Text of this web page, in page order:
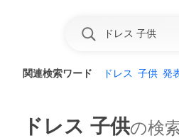
関連検索ワード ドレス 子供 発
ドレス 子供の検